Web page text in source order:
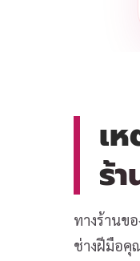
เ
ร้
ทางร้านข
ช่างฝีมือคุ